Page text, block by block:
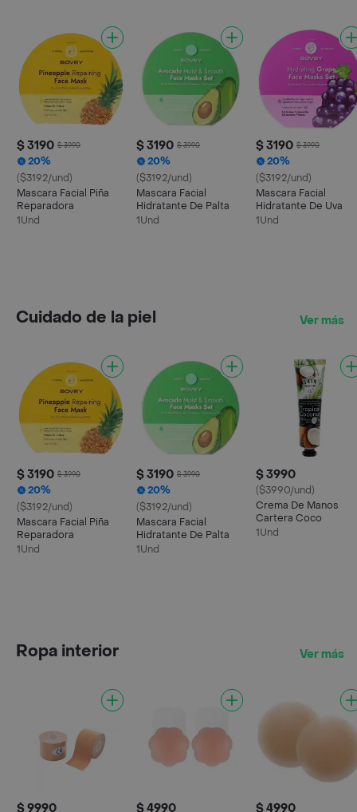
$ 3190 $ 3990
20%
($3192/und)
Mascara Facial Piña
Reparadora
1Und
$ 3190 $ 3990
20%
($3192/und)
Mascara Facial
Hidratante De Palta
1Und
$ 3190 $ 3990
20%
($3192/und)
Mascara Facial
Hidratante De Uva
1Und
Cuidado de la piel Ver más
$ 3190 $ 3990
20%
($3192/und)
Mascara Facial Piña
Reparadora
1Und
$ 3190 $ 3990
20%
($3192/und)
Mascara Facial
Hidratante De Palta
1Und
$ 3990
($3990/und)
Crema De Manos
Cartera Coco
1Und
Ropa interior Ver más
$ 9990 $ 4990 $ 4990